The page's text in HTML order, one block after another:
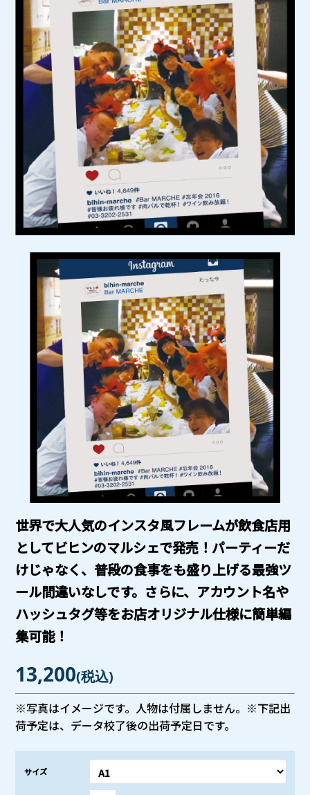
世界で大人気のインスタ風フレームが飲食店用
としてビヒンのマルシェで発売！パーティーだ
けじゃなく、普段の食事をも盛り上げる最強ツ
ール間違いなしです。さらに、アカウント名や
ハッシュタグ等をお店オリジナル仕様に簡単編
集可能！
13,200(税込)
※写真はイメージです。人物は付属しません。※下記出
荷予定は、データ校了後の出荷予定日です。
サイズ